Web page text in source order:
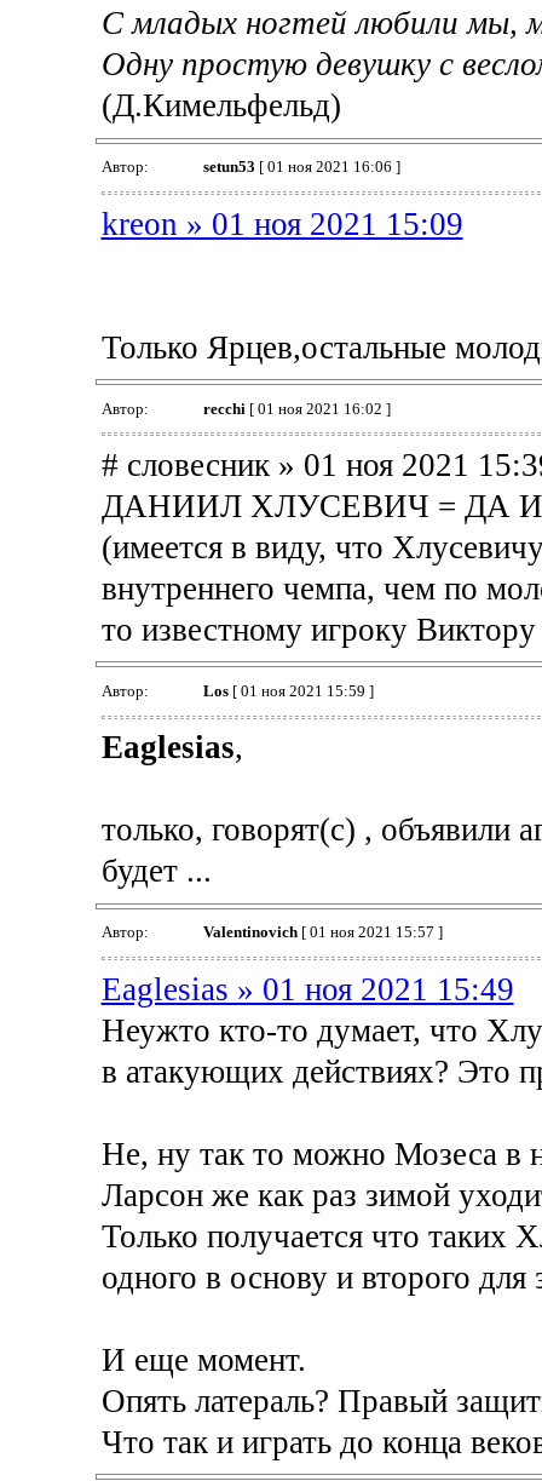
С младых ногтей любили мы,
Одну простую девушку с
(Д.Кимельфельд)
Автор: setun53 [ 01 ноя 2021 16:06 ]
kreon » 01 ноя 2021 15:09
Только Ярцев,остальные
Автор: recchi [ 01 ноя 2021 16:02 ]
# словесник » 01 ноя 2021
ДАНИИЛ ХЛУСЕВИЧ = ДА
(имеется в виду, что
внутреннего чемпа, чем по
то известному игроку
Автор: Los[ 01 ноя 2021 15:59 ]
Eaglesias,
только, говорят(с) , объявили
будет ...
Автор: Valentinovich[ 01 ноя 2021 15:57 ]
Eaglesias » 01 ноя 2021 15:49
Неужто кто-то думает, что
в атакующих действиях? Это
Не, ну так то можно Мозеса в
Ларсон же как раз зимой
Только получается что таких
одного в основу и второго для
И еще момент.
Опять латераль? Правый
Что так и играть до конца